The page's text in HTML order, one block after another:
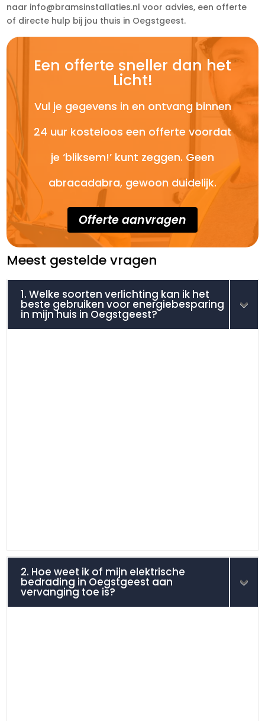
naar info@bramsinstallaties.nl voor advies, een offerte
of directe hulp bij jou thuis in Oegstgeest.
Een offerte sneller dan het
Licht!
Vul je gegevens in en ontvang binnen
24 uur kosteloos een offerte voordat
je ‘bliksem!’ kunt zeggen. Geen
abracadabra, gewoon duidelijk.
Offerte aanvragen
Meest gestelde vragen
1. Welke soorten verlichting kan ik het
beste gebruiken voor energiebesparing
in mijn huis in Oegstgeest?
2. Hoe weet ik of mijn elektrische
bedrading in Oegstgeest aan
vervanging toe is?